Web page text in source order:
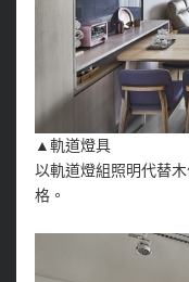
▲軌道燈具
以軌道燈組照明代替
格。